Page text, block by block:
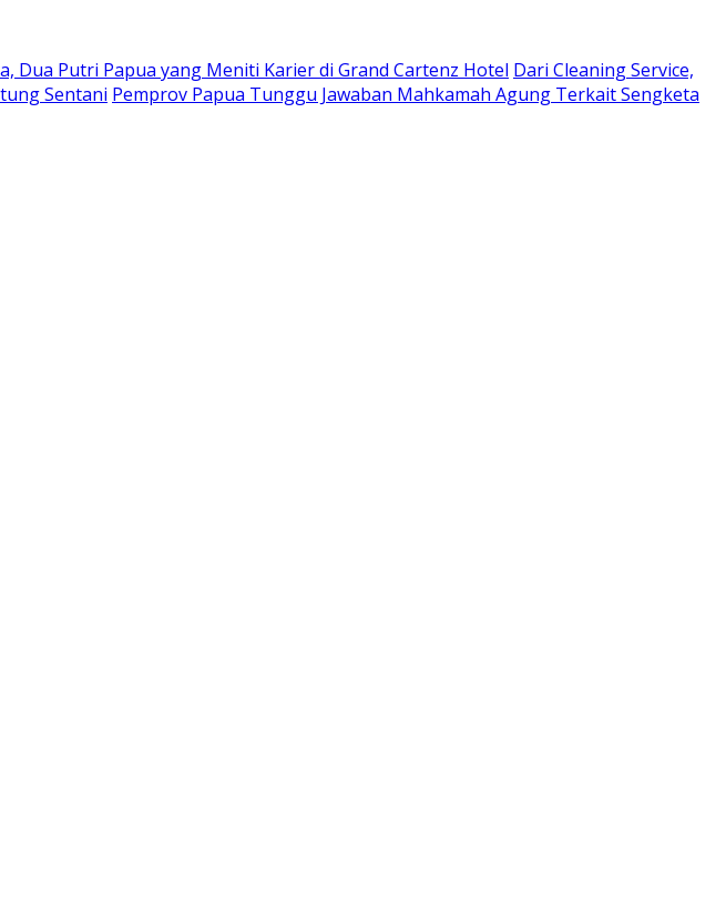
Dua Putri Papua yang Meniti Karier di Grand Cartenz Hotel Dari Cleaning Service,
Sentani Pemprov Papua Tunggu Jawaban Mahkamah Agung Terkait Sengketa